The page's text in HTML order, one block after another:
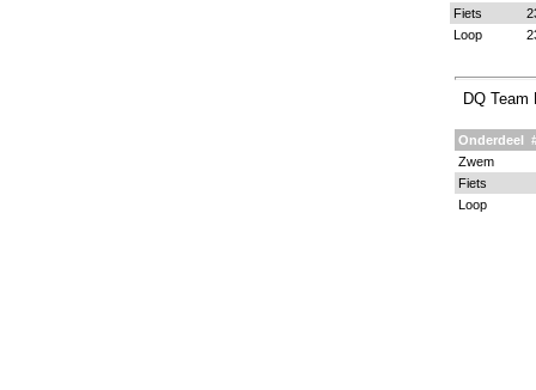
Fiets
Loop
DQ Team
Onderdeel
Zwem
Fiets
Loop